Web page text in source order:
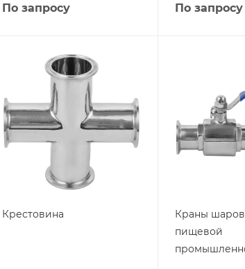
По запросу По запросу
Крестовина
Краны
пищевой